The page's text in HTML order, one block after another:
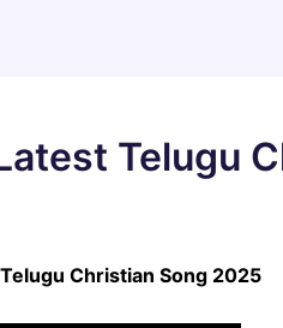
Telugu
Christian Song 2025